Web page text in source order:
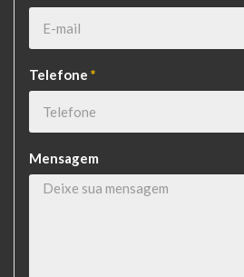
Telefone *
Mensagem